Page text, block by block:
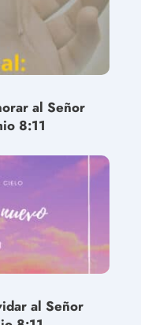
al Señor
8:11
al Señor